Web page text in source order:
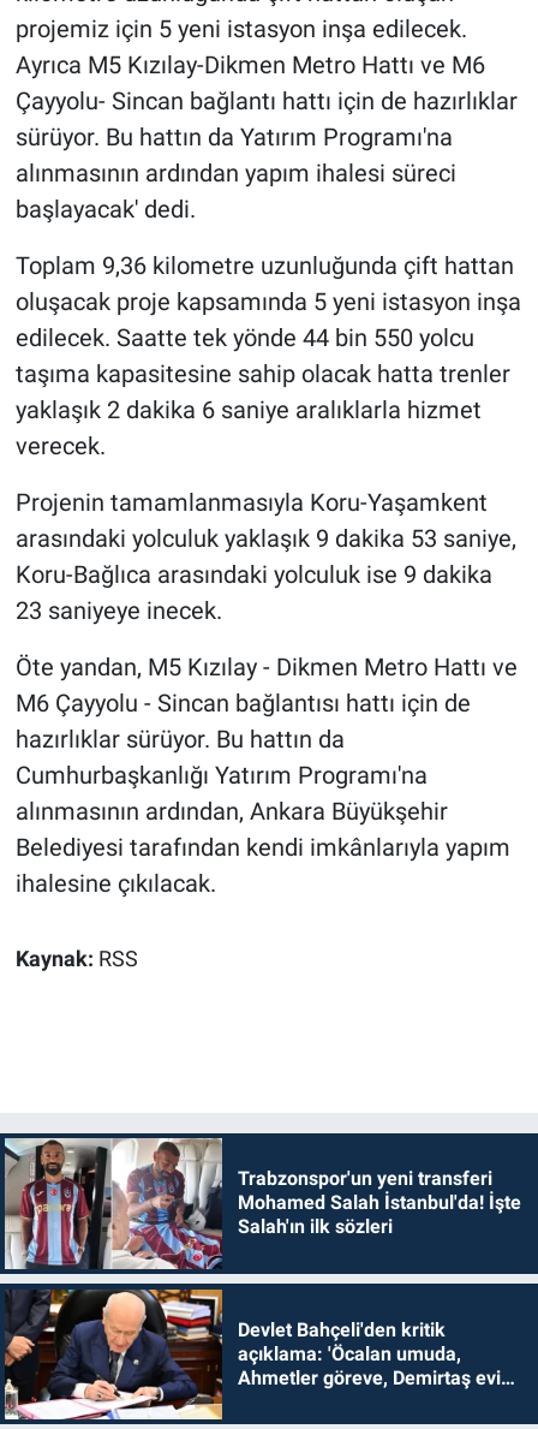
projemiz için 5 yeni istasyon inşa edilecek.
Ayrıca M5 Kızılay-Dikmen Metro Hattı ve M6
Çayyolu- Sincan bağlantı hattı için de hazırlıklar
sürüyor. Bu hattın da Yatırım Programı'na
alınmasının ardından yapım ihalesi süreci
başlayacak' dedi.
Toplam 9,36 kilometre uzunluğunda çift hattan
oluşacak proje kapsamında 5 yeni istasyon inşa
edilecek. Saatte tek yönde 44 bin 550 yolcu
taşıma kapasitesine sahip olacak hatta trenler
yaklaşık 2 dakika 6 saniye aralıklarla hizmet
verecek.
Projenin tamamlanmasıyla Koru-Yaşamkent
arasındaki yolculuk yaklaşık 9 dakika 53 saniye,
Koru-Bağlıca arasındaki yolculuk ise 9 dakika
23 saniyeye inecek.
Öte yandan, M5 Kızılay - Dikmen Metro Hattı ve
M6 Çayyolu - Sincan bağlantısı hattı için de
hazırlıklar sürüyor. Bu hattın da
Cumhurbaşkanlığı Yatırım Programı'na
alınmasının ardından, Ankara Büyükşehir
Belediyesi tarafından kendi imkânlarıyla yapım
ihalesine çıkılacak.
Kaynak: RSS
Trabzonspor'un yeni transferi
Mohamed Salah İstanbul'da! İşte
Salah'ın ilk sözleri
Devlet Bahçeli'den kritik
açıklama: 'Öcalan umuda,
Ahmetler göreve, Demirtaş evine